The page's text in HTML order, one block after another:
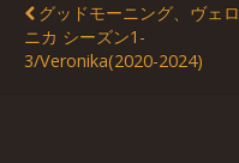
グッドモーニング、ヴェロ
ニカ シーズン1-
3/Veronika(2020-2024)